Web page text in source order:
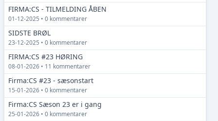
FIRMA:CS - TILMELDING ÅBEN
01-12-2025 • 0 kommentarer
SIDSTE BRØL
23-12-2025 • 0 kommentarer
FIRMA:CS #23 HØRING
08-01-2026 • 11 kommentarer
Firma:CS #23 - sæsonstart
15-01-2026 • 0 kommentarer
Firma:CS Sæson 23 er i gang
25-01-2026 • 0 kommentarer